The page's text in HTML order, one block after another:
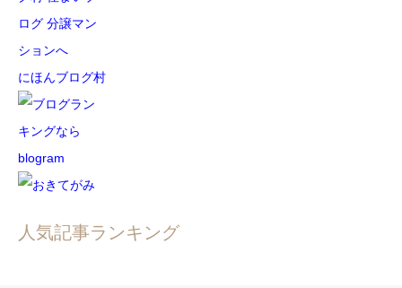
にほんブログ村
人気記事ランキング